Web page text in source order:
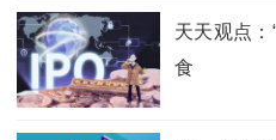
天天观点
食